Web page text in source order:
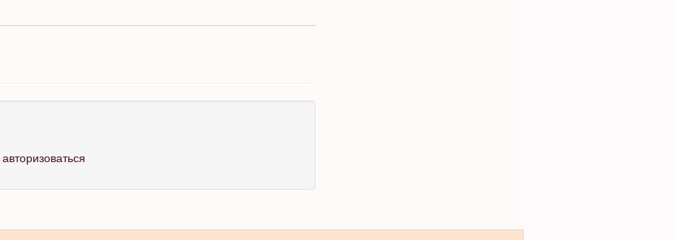
авторизоваться